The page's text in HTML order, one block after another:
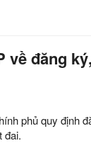
về đăng
phủ quy định
đai.